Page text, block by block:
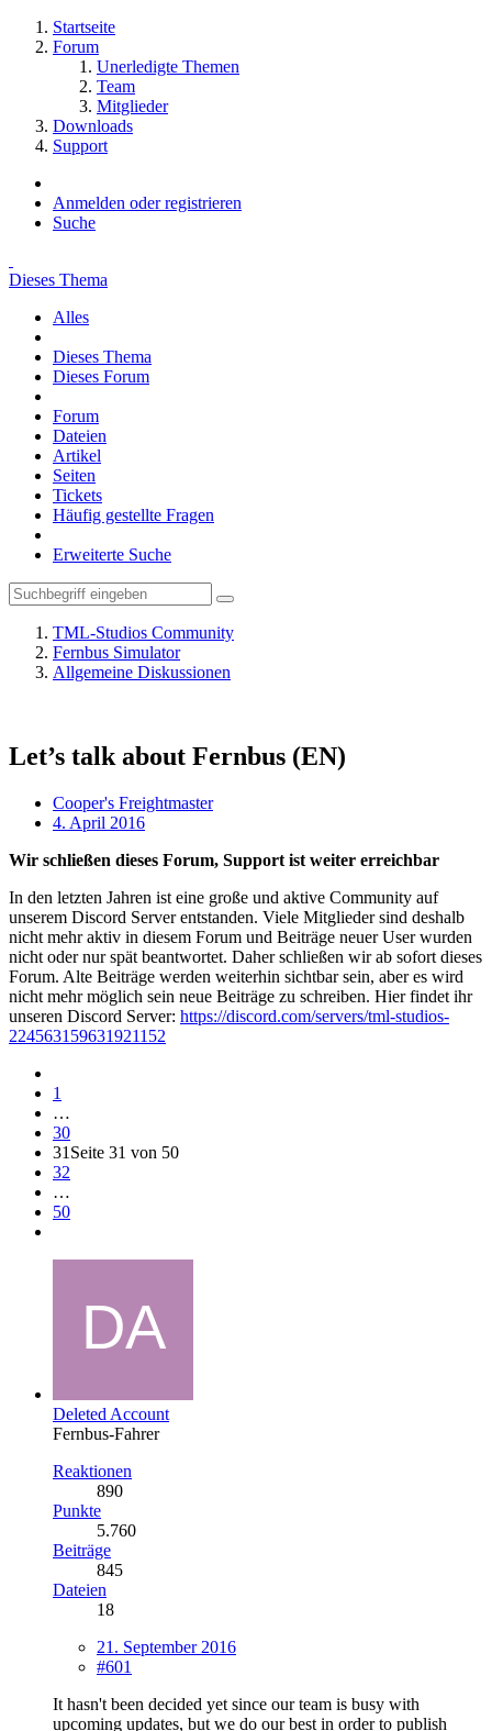
Startseite
Forum
Unerledigte Themen
Team
Mitglieder
Downloads
Support
Anmelden oder registrieren
Suche
Dieses Thema
Alles
Dieses Thema
Dieses Forum
Forum
Dateien
Artikel
Seiten
Tickets
Häufig gestellte Fragen
Erweiterte Suche
TML-Studios Community
Fernbus Simulator
Allgemeine Diskussionen
Let’s talk about Fernbus (EN)
Cooper's Freightmaster
4. April 2016
Wir schließen dieses Forum, Support ist weiter erreichbar
In den letzten Jahren ist eine große und aktive Community auf
unserem Discord Server entstanden. Viele Mitglieder sind deshalb
nicht mehr aktiv in diesem Forum und Beiträge neuer User wurden
nicht oder nur spät beantwortet. Daher schließen wir ab sofort dieses
Forum. Alte Beiträge werden weiterhin sichtbar sein, aber es wird
nicht mehr möglich sein neue Beiträge zu schreiben. Hier findet ihr
unseren Discord Server: https://discord.com/servers/tml-studios-
224563159631921152
1
…
30
31 Seite 31 von 50
32
…
50
Deleted Account
Fernbus-Fahrer
Reaktionen
890
Punkte
5.760
Beiträge
845
Dateien
18
21. September 2016
#601
It hasn't been decided yet since our team is busy with
upcoming updates, but we do our best in order to publish